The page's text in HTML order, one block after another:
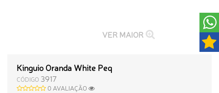
VER MAIOR
Kinguio Oranda White Peq
CÓDIGO 3917
0 AVALIAÇÃO